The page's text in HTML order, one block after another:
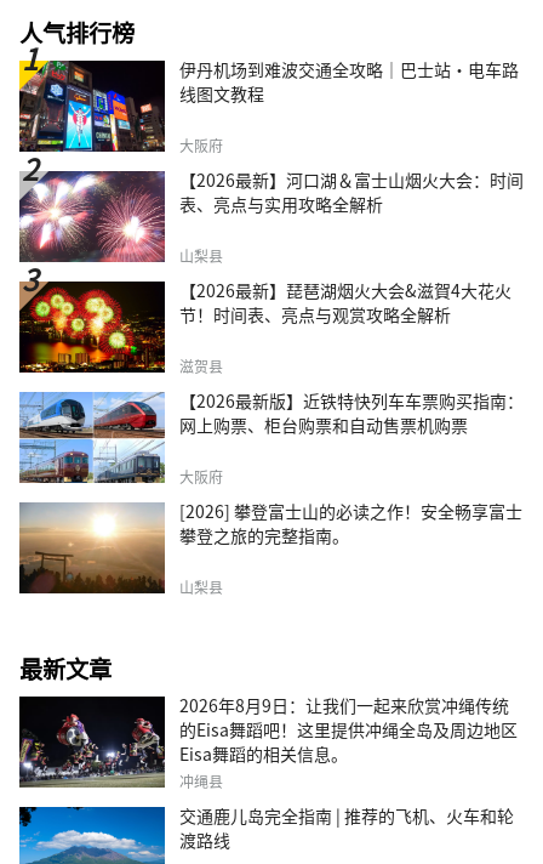
人气排行榜
伊丹机场到难波交通全攻略｜巴士站・电车路
线图文教程
大阪府
【2026最新】河口湖＆富士山烟火大会：时间
表、亮点与实用攻略全解析
山梨县
【2026最新】琵琶湖烟火大会&滋賀4大花火
节！时间表、亮点与观赏攻略全解析
滋贺县
【2026最新版】近铁特快列车车票购买指南：
网上购票、柜台购票和自动售票机购票
大阪府
[2026] 攀登富士山的必读之作！安全畅享富士
攀登之旅的完整指南。
山梨县
最新文章
2026年8月9日：让我们一起来欣赏冲绳传统
的Eisa舞蹈吧！这里提供冲绳全岛及周边地区
Eisa舞蹈的相关信息。
冲绳县
交通鹿儿岛完全指南 | 推荐的飞机、火车和轮
渡路线